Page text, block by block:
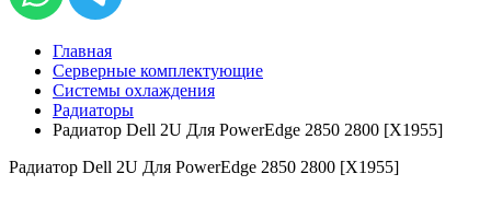
Главная
Серверные комплектующие
Системы охлаждения
Радиаторы
Радиатор Dell 2U Для PowerEdge 2850 2800 [X1955]
Радиатор Dell 2U Для PowerEdge 2850 2800 [X1955]